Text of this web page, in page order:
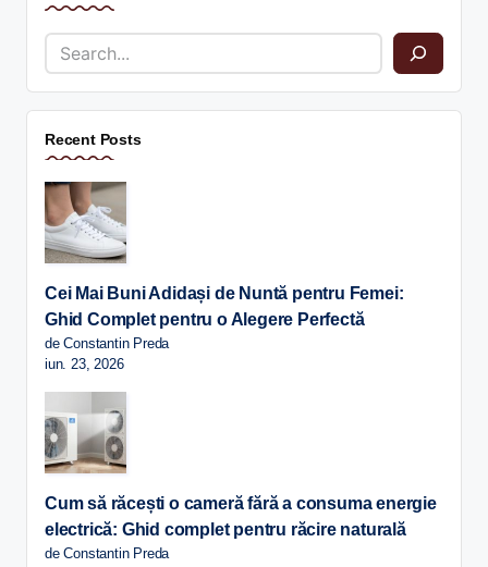
Recent Posts
Cei Mai Buni Adidași de Nuntă pentru Femei:
Ghid Complet pentru o Alegere Perfectă
de Constantin Preda
iun. 23, 2026
Cum să răcești o cameră fără a consuma energie
electrică: Ghid complet pentru răcire naturală
de Constantin Preda